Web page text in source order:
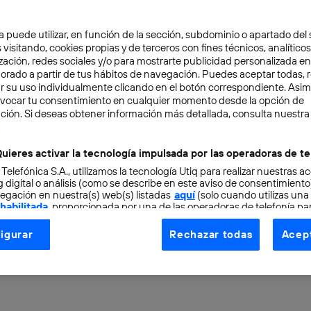
SAFE 7 min
evolucionando
en la era
Safe Networks
puede utilizar, en función de la sección, subdominio o apartado del
visitando, cookies propias y de terceros con fines técnicos,
redes sociales y/o para mostrarte publicidad personalizada
a partir de tus hábitos de navegación. Puedes aceptar todas,
su uso individualmente clicando en el botón correspondiente.
tu consentimiento en cualquier momento desde la opción de
Si deseas obtener información más detallada, consulta nuestra
activar la tecnología impulsada por las operadoras de
S.A., utilizamos la tecnología Utiq para realizar nuestras
digital o análisis (como se describe en este aviso de
en nuestra(s) web(s) listadas aquí(solo cuando utilizas una
, proporcionada por una de las operadoras de telefonía
consentimiento en cada página web).
Utiq está diseñada con la privacidad como prioridad
dirección IP y otra información de la cuenta de cliente de
Rechazar todas